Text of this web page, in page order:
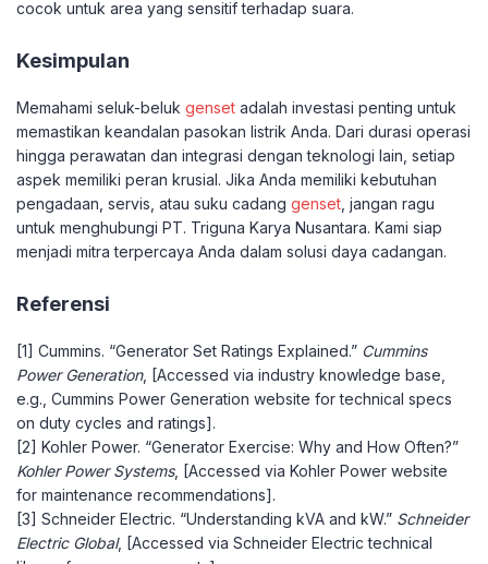
cocok untuk area yang sensitif terhadap suara.
Kesimpulan
Memahami seluk-beluk genset adalah investasi penting untuk
memastikan keandalan pasokan listrik Anda. Dari durasi operasi
hingga perawatan dan integrasi dengan teknologi lain, setiap
aspek memiliki peran krusial. Jika Anda memiliki kebutuhan
pengadaan, servis, atau suku cadang genset , jangan ragu
untuk menghubungi PT. Triguna Karya Nusantara. Kami siap
menjadi mitra terpercaya Anda dalam solusi daya cadangan.
Referensi
[1] Cummins. “Generator Set Ratings Explained.” Cummins
Power Generation, [Accessed via industry knowledge base,
e.g., Cummins Power Generation website for technical specs
on duty cycles and ratings].
[2] Kohler Power. “Generator Exercise: Why and How Often?”
Kohler Power Systems, [Accessed via Kohler Power website
for maintenance recommendations].
[3] Schneider Electric. “Understanding kVA and kW.” Schneider
Electric Global, [Accessed via Schneider Electric technical